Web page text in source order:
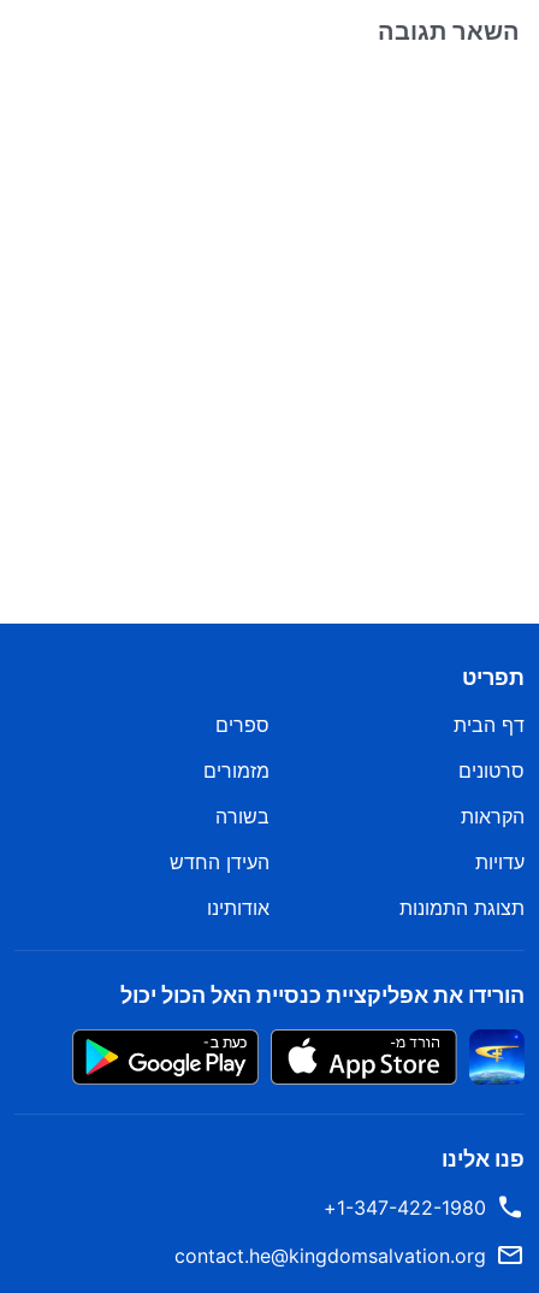
השאר תגובה
תפריט
דף הבית
ספרים
סרטונים
מזמורים
הקראות
בשורה
עדויות
העידן החדש
תצוגת התמונות
אודותינו
הורידו את אפליקציית כנסיית האל הכול יכול
פנו אלינו
1-347-422-1980+
contact.he@kingdomsalvation.org